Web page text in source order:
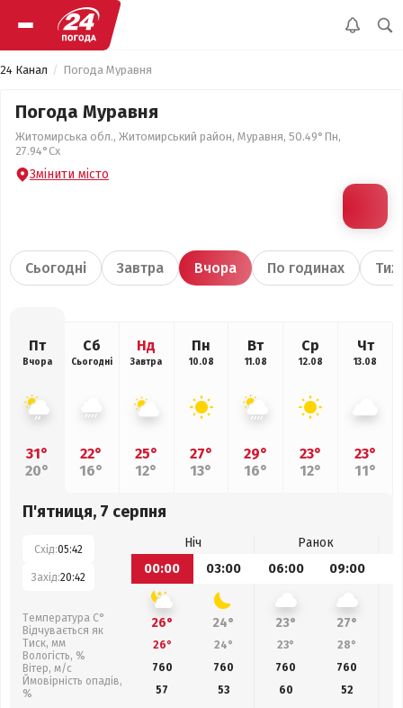
24 Канал Погода Муравня
Погода Муравня
Житомирська обл., Житомирський район, Муравня, 50.49°Пн,
27.94°Сх
Змінити місто
Сьогодні Завтра Вчора По годинах
Пт
Вчора
31°
20°
Сб
Сьогодні
22°
16°
Нд
Завтра
25°
12°
Пн
10.08
27°
13°
Вт
11.08
29°
16°
Ср
12.08
23°
12°
Чт
13.08
23°
11°
П'ятниця, 7 серпня
Схід:05:42
Захід:20:42
Температура С°
Відчувається як
Тиск, мм
Вологість, %
Вітер, м/с
Ймовірність опадів,
%
Ніч
Ранок
00:00
03:00 06:00 09:00
26° 24° 23° 27°
26° 24° 23° 28°
760
760 760 760
57
53 60 52